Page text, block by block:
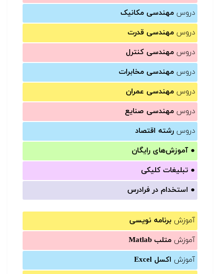
دروس مهندسی مکانیک
دروس مهندسی قدرت
دروس مهندسی کنترل
دروس مهندسی مخابرات
دروس مهندسی عمران
دروس مهندسی صنایع
دروس رشته اقتصاد
● آموزش‌های رایگان
● تبلیغات کلیکی
● استخدام در فرادرس
آموزش برنامه نویسی
آموزش متلب Matlab
آموزش اکسل Excel